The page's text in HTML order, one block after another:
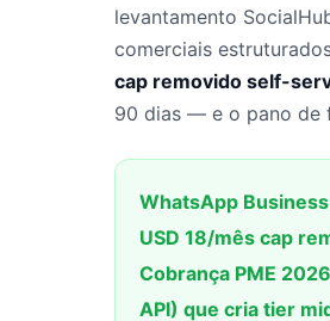
levantamento
comerciais
cap removido self-
90 dias — e o pano de
WhatsApp
USD 18/mês cap
Cobrança PME
API) que cria tier